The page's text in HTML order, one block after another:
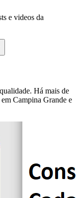
e videos da
Há mais de
Campina Grande e